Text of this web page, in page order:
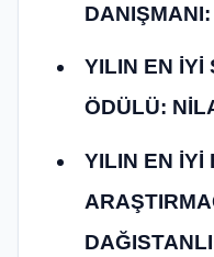
YILIN EN İYİ
ÖDÜLÜ:
YILIN EN İYİ
DAĞISTANLI